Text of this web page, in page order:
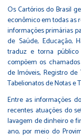
Os Cartórios do Brasil
econômico em todas as
informações primárias
de Saúde, Educação,
traduz e torna
compõem os
de Imóveis, Registro
Tabelionatos de Notas e
Entre as informações
recentes atuações do
lavagem de dinheiro e
ano, por meio do